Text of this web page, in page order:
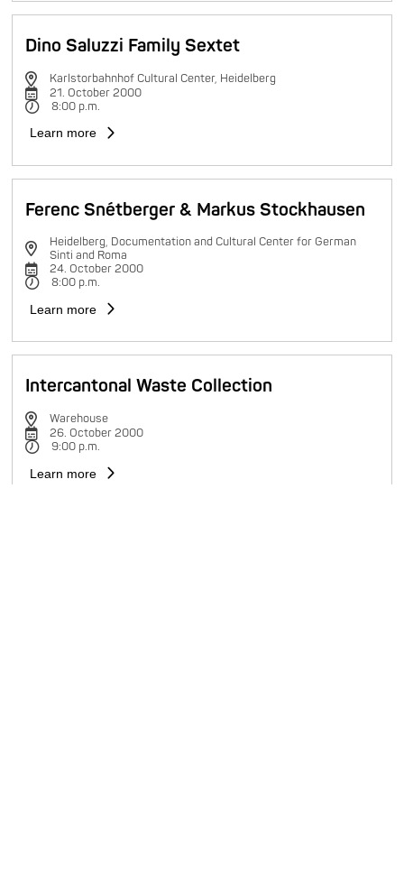
Dino Saluzzi Family Sextet
Karlstorbahnhof Cultural Center, Heidelberg
21. October 2000
8:00 p.m.
Learn more
Ferenc Snétberger & Markus Stockhausen
Heidelberg, Documentation and Cultural Center for German
Sinti and Roma
24. October 2000
8:00 p.m.
Learn more
Intercantonal Waste Collection
Warehouse
26. October 2000
9:00 p.m.
Learn more